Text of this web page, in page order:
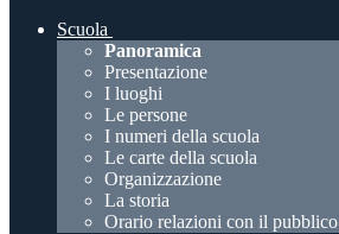
Scuola
Panoramica
Presentazione
I luoghi
Le persone
I numeri della scuola
Le carte della scuola
Organizzazione
La storia
Orario relazioni con il pubblico